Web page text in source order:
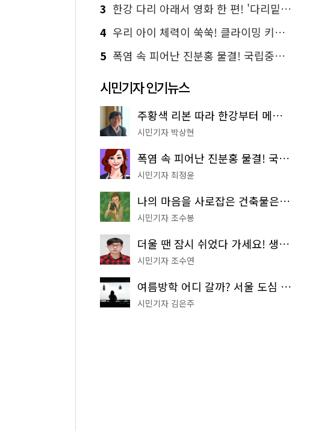
3 한강 다리 아래서 영화 한 편! '다리밑 영화관' 무료 상영
4 우리 아이 체력이 쑥쑥! 클라이밍 키즈카페·어린이 체력장
5 폭염 속 피어난 진분홍 물결! 국립중앙박물관 배롱나무 명소
시민기자 인기뉴스
주황색 리본 따라 한강부터 메타세쿼이아 숲길까지…서울둘레길 15코스
시민기자 박상현
폭염 속 피어난 진분홍 물결! 국립중앙박물관 배롱나무 명소
시민기자 최정윤
나의 마음을 사로잡은 건축물은? '서울시 건축상' 수상작 공개!
시민기자 조수봉
더울 땐 잠시 쉬었다 가세요! 생수 냉장고부터 해피소·무더위쉼터까지
시민기자 조수연
여름방학 어디 갈까? 서울 도심 무료 실내 여행 코스 추천
시민기자 김은주